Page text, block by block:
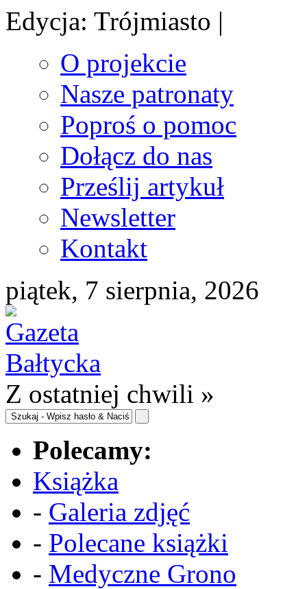
Edycja: Trójmiasto |
O projekcie
Nasze patronaty
Poproś o pomoc
Dołącz do nas
Prześlij artykuł
Newsletter
Kontakt
piątek, 7 sierpnia, 2026
Z ostatniej chwili »
Polecamy:
Książka
- Galeria zdjęć
- Polecane książki
- Medyczne Grono